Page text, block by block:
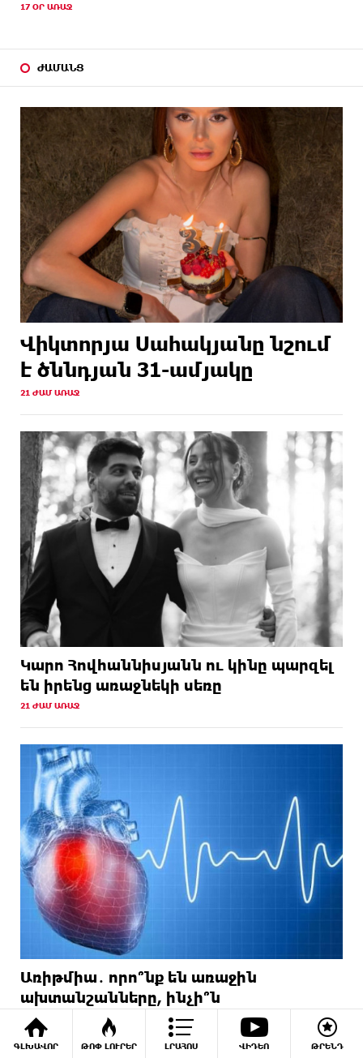
ԳԼԽԱՎՈՐ ԹՈՓ ԼՈՒՐԵՐ ԼՐԱՀՈՍ ՎԻԴԵՈ ԹՐԵՆԴ
17 ՕՐ ԱՌԱՋ
ԺԱՄԱՆՑ
Վիկտորյա Սահակյանը նշում
է ծննդյան 31-ամյակը
21 ԺԱՄ ԱՌԱՋ
Կարո Հովհաննիսյանն ու կինը պարզել
են իրենց առաջնեկի սեռը
21 ԺԱՄ ԱՌԱՋ
Առիթմիա․ որո՞նք են առաջին
ախտանշանները, ինչի՞ն
ուշադրություն դարձնել, ովքե՞ր են
ռիսկի խմբում